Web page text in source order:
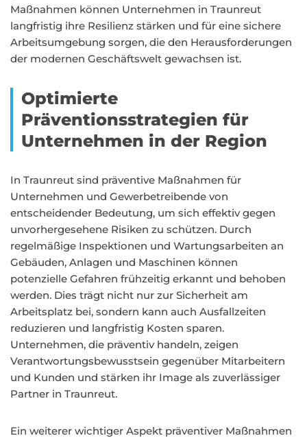
Maßnahmen können Unternehmen in Traunreut
langfristig ihre Resilienz stärken und für eine sichere
Arbeitsumgebung sorgen, die den Herausforderungen
der modernen Geschäftswelt gewachsen ist.
Optimierte
Präventionsstrategien für
Unternehmen in der Region
In Traunreut sind präventive Maßnahmen für
Unternehmen und Gewerbetreibende von
entscheidender Bedeutung, um sich effektiv gegen
unvorhergesehene Risiken zu schützen. Durch
regelmäßige Inspektionen und Wartungsarbeiten an
Gebäuden, Anlagen und Maschinen können
potenzielle Gefahren frühzeitig erkannt und behoben
werden. Dies trägt nicht nur zur Sicherheit am
Arbeitsplatz bei, sondern kann auch Ausfallzeiten
reduzieren und langfristig Kosten sparen.
Unternehmen, die präventiv handeln, zeigen
Verantwortungsbewusstsein gegenüber Mitarbeitern
und Kunden und stärken ihr Image als zuverlässiger
Partner in Traunreut.
Ein weiterer wichtiger Aspekt präventiver Maßnahmen